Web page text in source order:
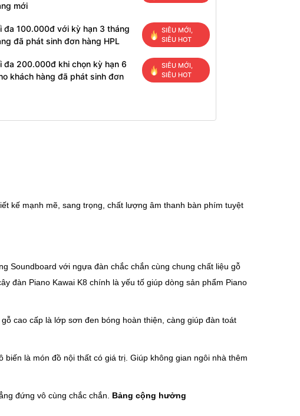
mới
đa 100.000đ với kỳ hạn 3 tháng
đã phát sinh đơn hàng HPL
SIÊU MỚI,
SIÊU HOT
đa 200.000đ khi chọn kỳ hạn 6
khách hàng đã phát sinh đơn
SIÊU MỚI,
SIÊU HOT
kế mạnh mẽ, sang trọng, chất lượng âm thanh bàn phím tuyệt
Soundboard với ngựa đàn chắc chắn cùng chung chất liệu gỗ
đàn Piano Kawai K8 chính là yếu tố giúp dòng sản phẩm Piano
cao cấp là lớp sơn đen bóng hoàn thiện, càng giúp đàn toát
là món đồ nội thất có giá trị. Giúp không gian ngôi nhà thêm
đứng vô cùng chắc chắn. Bảng cộng hưởng